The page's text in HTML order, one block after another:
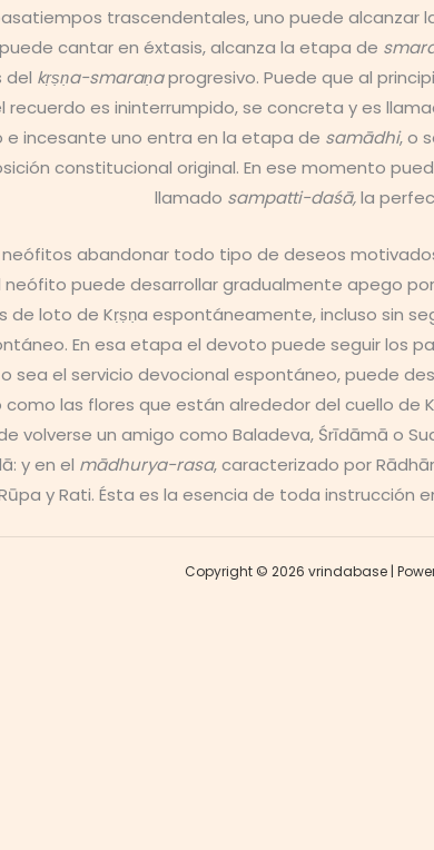
trascendentales, uno puede
cantar en éxtasis, alcanza la etapa de
del kṛṣṇa-smaraṇaprogresivo. Puede que al
es ininterrumpido, se concreta y es
e incesante uno entra en la etapa de samādhi, o
constitucional original. En ese momento
llamado sampatti-daśā,la
abandonar todo tipo de deseos
puede desarrollar gradualmente apego
loto de Kṛṣṇa espontáneamente, incluso sin
En esa etapa el devoto puede seguir los
sea el servicio devocional espontáneo, puede
las flores que están alrededor del cuello de
volverse un amigo como Baladeva, Śrīdāmā o
y en el mādhurya-rasa, caracterizado por
y Rati. Ésta es la esencia de toda instrucción
Copyright © 2026 vrindabase |